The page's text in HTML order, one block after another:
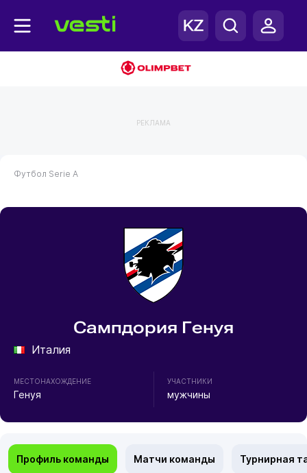
РЕКЛАМА
Футбол Serie A
Сампдория Генуя
Италия
МЕСТОНАХОЖДЕНИЕ
Генуя
УЧАСТНИКИ
мужчины
Профиль команды Матчи команды Турнирная